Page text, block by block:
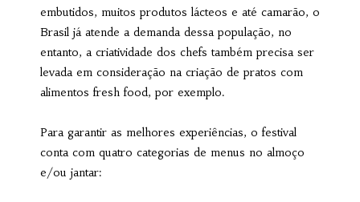
embutidos, muitos produtos lácteos e até camarão, o
Brasil já atende a demanda dessa população, no
entanto, a criatividade dos chefs também precisa ser
levada em consideração na criação de pratos com
alimentos fresh food, por exemplo.
Para garantir as melhores experiências, o festival
conta com quatro categorias de menus no almoço
e/ou jantar: